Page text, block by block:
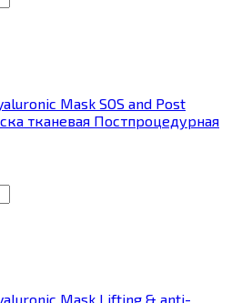
Mask SOS and Post
тканевая Постпроцедурная
Mask Lifting & anti-